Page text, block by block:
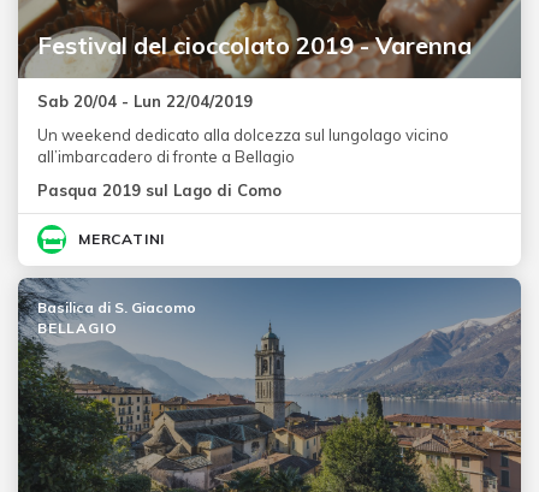
Festival del cioccolato 2019 - Varenna
Sab 20/04 - Lun 22/04/2019
Un weekend dedicato alla dolcezza sul lungolago vicino
all’imbarcadero di fronte a Bellagio
Pasqua 2019 sul Lago di Como
MERCATINI
Basilica di S. Giacomo
BELLAGIO